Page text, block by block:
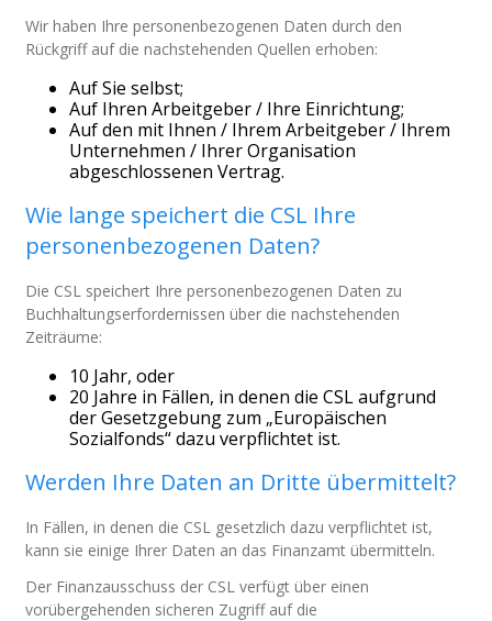
Wir haben Ihre personenbezogenen Daten durch den
Rückgriff auf die nachstehenden Quellen erhoben:
Auf Sie selbst;
Auf Ihren Arbeitgeber / Ihre Einrichtung;
Auf den mit Ihnen / Ihrem Arbeitgeber / Ihrem
Unternehmen / Ihrer Organisation
abgeschlossenen Vertrag.
Wie lange speichert die CSL Ihre
personenbezogenen Daten?
Die CSL speichert Ihre personenbezogenen Daten zu
Buchhaltungserfordernissen über die nachstehenden
Zeiträume:
10 Jahr, oder
20 Jahre in Fällen, in denen die CSL aufgrund
der Gesetzgebung zum „Europäischen
Sozialfonds“ dazu verpflichtet ist.
Werden Ihre Daten an Dritte übermittelt?
In Fällen, in denen die CSL gesetzlich dazu verpflichtet ist,
kann sie einige Ihrer Daten an das Finanzamt übermitteln.
Der Finanzausschuss der CSL verfügt über einen
vorübergehenden sicheren Zugriff auf die